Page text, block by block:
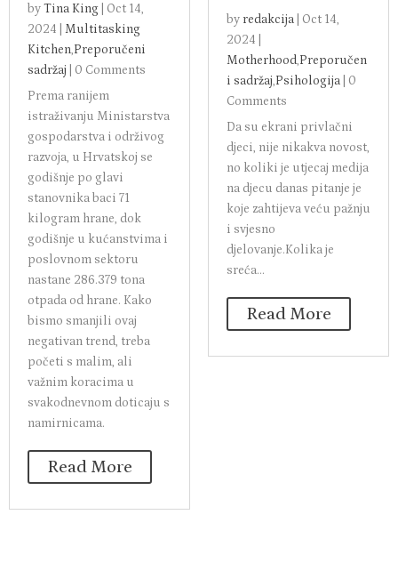
byTina King
Oct 14,
2024
Multitasking
Kitchen,Preporučeni
sadržaj
0 Comments
Prema ranijem
istraživanju Ministarstva
gospodarstva i održivog
razvoja, u Hrvatskoj se
godišnje po glavi
stanovnika baci 71
kilogram hrane, dok
godišnje u kućanstvima i
poslovnom sektoru
nastane 286.379 tona
otpada od hrane. Kako
bismo smanjili ovaj
negativan trend, treba
početi s malim, ali
važnim koracima u
svakodnevnom doticaju s
namirnicama.
Read More
by redakcija
Oct 14,
2024
Motherhood,Preporučen
i sadržaj,Psihologija
0
Comments
Da su ekrani privlačni
djeci, nije nikakva novost,
no koliki je utjecaj medija
na djecu danas pitanje je
koje zahtijeva veću pažnju
i svjesno
djelovanje.Kolika je
sreća...
Read More